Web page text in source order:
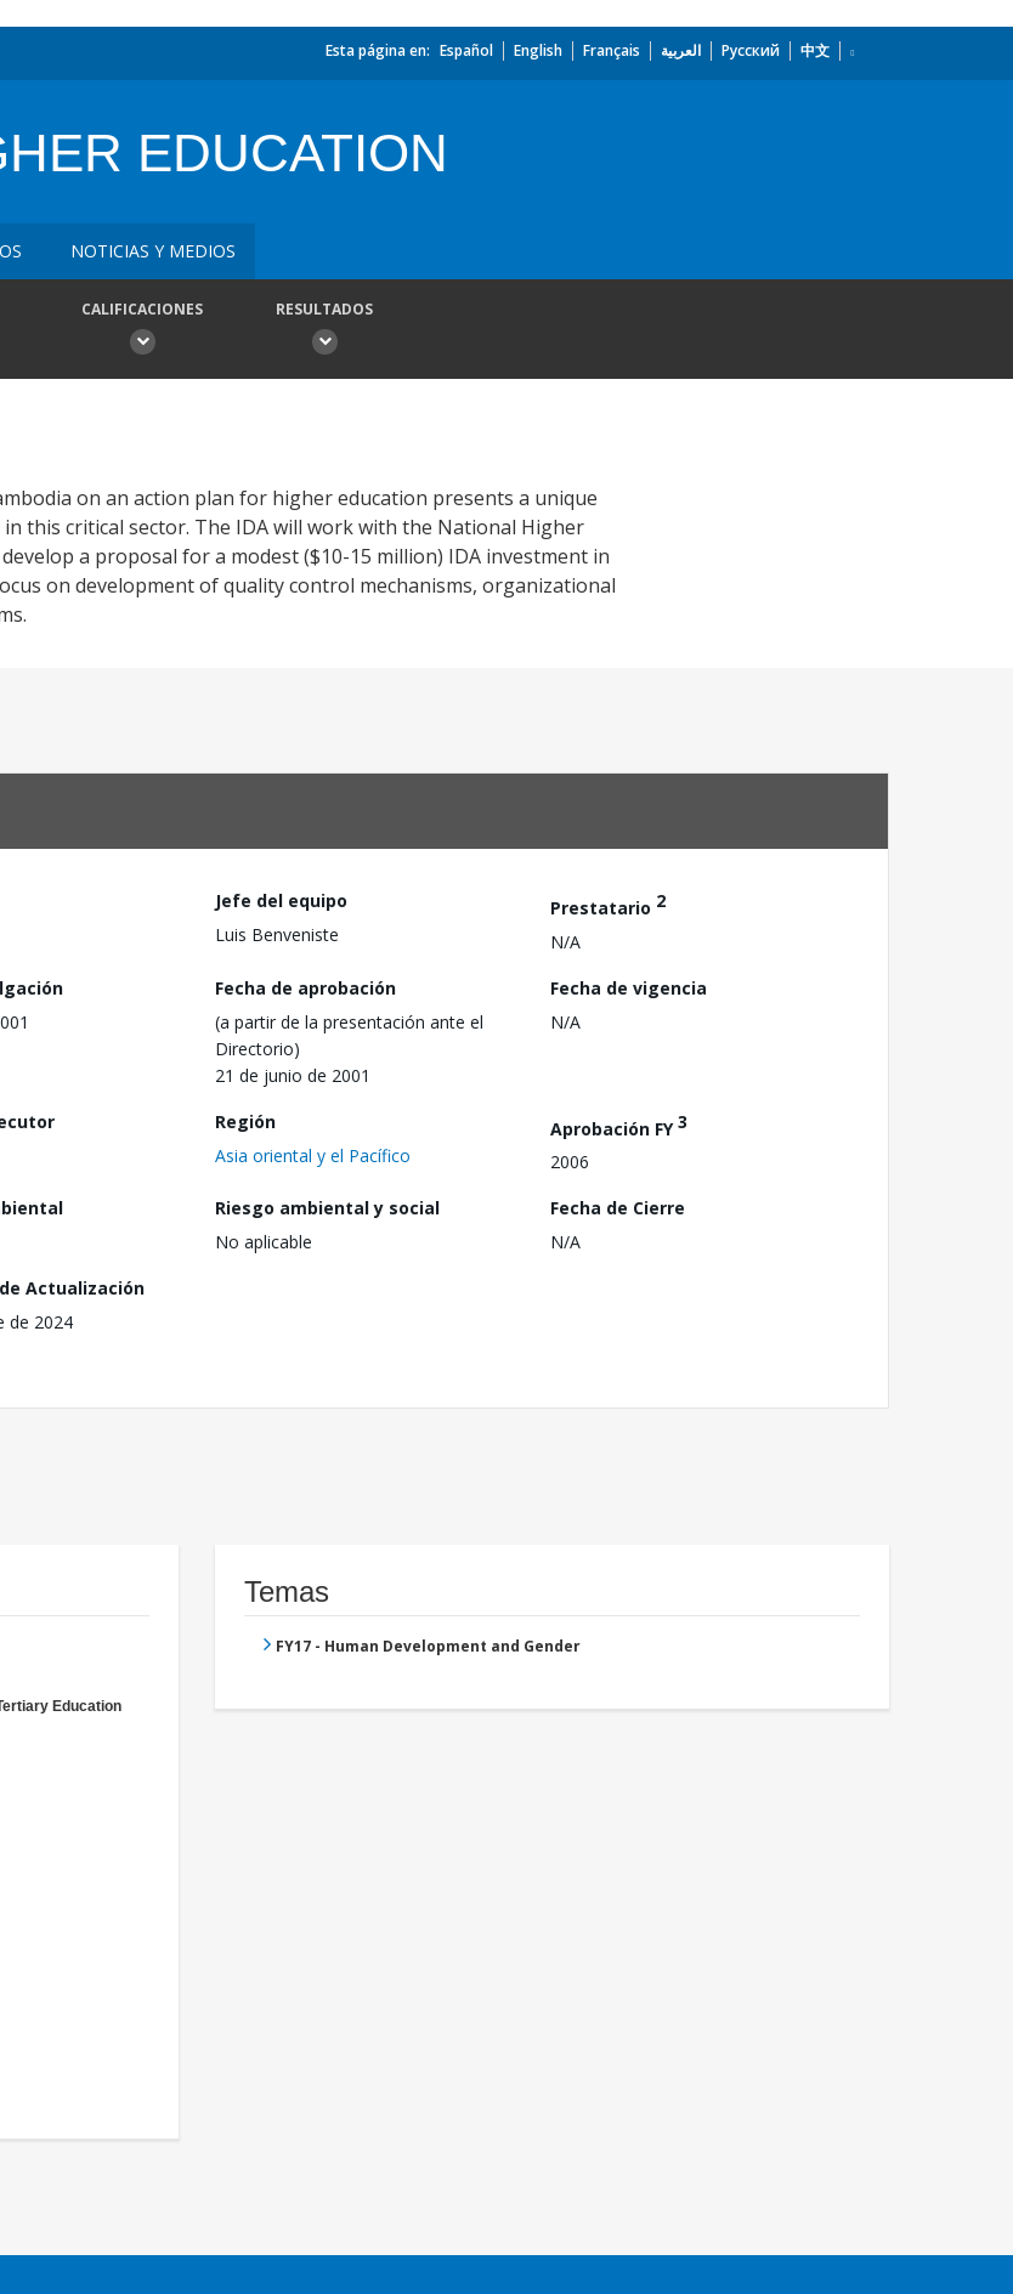
Esta página en: Español English Français العربية Русский 中文
EDUCATION
NOTICIAS Y MEDIOS
CALIFICACIONES RESULTADOS
on an action plan for higher education presents a unique
this critical sector. The IDA will work with the National Higher
a proposal for a modest ($10-15 million) IDA investment in
on development of quality control mechanisms, organizational
Jefe del equipo
Luis Benveniste
Prestatario 2
N/A
Fecha de aprobación
(a partir de la presentación ante el
Directorio)
21 de junio de 2001
Fecha de vigencia
N/A
Región
Asia oriental y el Pacífico
Aprobación FY3
2006
Riesgo ambiental y social
No aplicable
Fecha de Cierre
N/A
Actualización
de 2024
Education
Temas
FY17 - Human Development and Gender